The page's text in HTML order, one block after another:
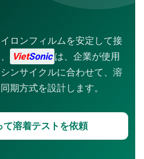
ロンフィルムを安定して接
VietSonic は、企業が使用
ンサイクルに合わせて、溶
期方式を設計します。
て溶着テストを依頼